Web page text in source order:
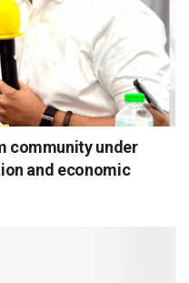
community under
and economic